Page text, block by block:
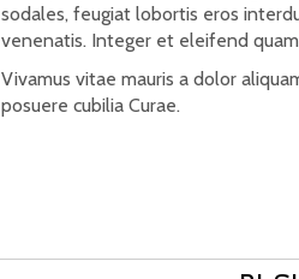
sodales, feugiat lobortis eros
venenatis. Integer et eleifend
Vivamus vitae mauris a dolor
posuere cubilia Curae.